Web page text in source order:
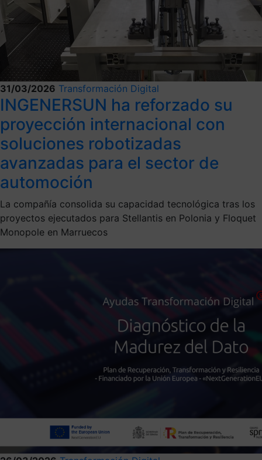
31/03/2026 Transformación Digital
INGENERSUN ha reforzado su
proyección internacional con
soluciones robotizadas
avanzadas para el sector de
automoción
La compañía consolida su capacidad tecnológica tras los
proyectos ejecutados para Stellantis en Polonia y Floquet
Monopole en Marruecos